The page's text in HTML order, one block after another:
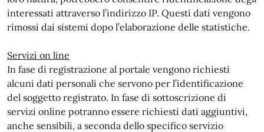
interessati attraverso l’indirizzo IP. Questi dati vengono
rimossi dai sistemi dopo l’elaborazione delle statistiche.
Servizi on line
In fase di registrazione al portale vengono richiesti
alcuni dati personali che servono per l’identificazione
del soggetto registrato. In fase di sottoscrizione di
servizi online potranno essere richiesti dati aggiuntivi,
anche sensibili, a seconda dello specifico servizio